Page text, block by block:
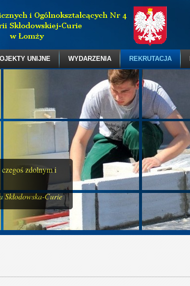
zdolnym i
Skłodowska-Curie
UNIJNE WYDARZENIA REKRUTACJA